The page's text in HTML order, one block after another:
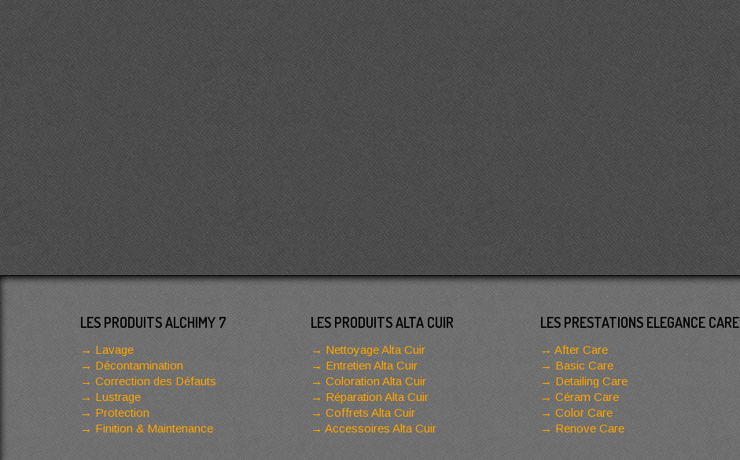
LES PRODUITS ALCHIMY 7
Lavage
Décontamination
Correction des Défauts
Lustrage
Protection
Finition & Maintenance
LES PRODUITS ALTA CUIR
Nettoyage Alta Cuir
Entretien Alta Cuir
Coloration Alta Cuir
Réparation Alta Cuir
Coffrets Alta Cuir
Accessoires Alta Cuir
LES PRESTATIONS ELEGANCE CARE
After Care
Basic Care
Detailing Care
Céram Care
Color Care
Renove Care